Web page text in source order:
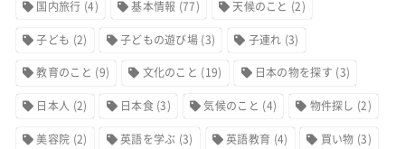
国内旅行 (4) 基本情報 (77) 天候のこと (2)
子ども (2) 子どもの遊び場 (3) 子連れ (3)
教育のこと (9) 文化のこと (19) 日本の物を探す (3)
日本人 (2) 日本食(3) 気候のこと (4) 物件探し (2)
美容院 (2) 英語を学ぶ (3) 英語教育 (4) 買い物 (3)